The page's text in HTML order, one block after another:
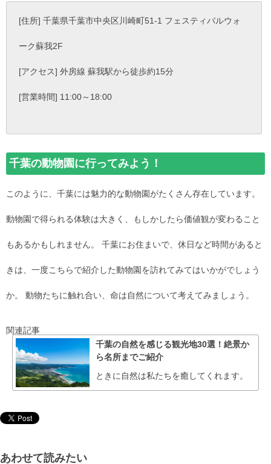
[住所] 千葉県千葉市中央区川崎町51-1 フェスティバルウォ
ーク蘇我2F
[アクセス] 外房線 蘇我駅から徒歩約15分
[営業時間] 11:00～18:00
千葉の動物園に行ってみよう！
このように、千葉には魅力的な動物園がたくさん存在しています。
動物園で得られる体験は大きく、もしかしたら価値観が変わること
もあるかもしれません。 千葉にお住まいで、休日など時間があると
きは、一度こちらで紹介した動物園を訪れてみてはいかがでしょう
か。 動物たちに触れ合い、命は自然について考えてみましょう。
関連記事
千葉の自然を感じる観光地30選！絶景か
ら名所までご紹介
ときに自然は私たちを癒してくれます。
あわせて読みたい